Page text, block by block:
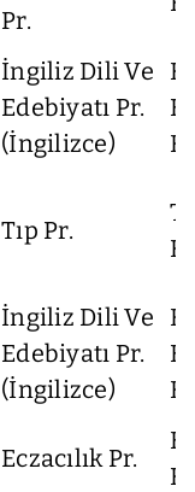
Pr.
İngiliz Dili Ve
Edebiyatı Pr.
(İngilizce)
Tıp Pr.
İngiliz Dili Ve
Edebiyatı Pr.
(İngilizce)
Eczacılık Pr.